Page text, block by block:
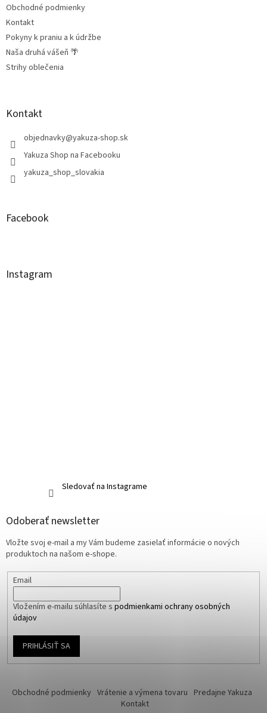
Obchodné podmienky
Kontakt
Pokyny k praniu a k údržbe
Naša druhá vášeň 🌴
Strihy oblečenia
Kontakt
objednavky@yakuza-shop.sk
Yakuza Shop na Facebooku
yakuza_shop_slovakia
Facebook
Instagram
Sledovať na Instagrame
Odoberať newsletter
Vložte svoj e-mail a my Vám budeme zasielať informácie o nových
produktoch na našom e-shope.
Email
Vložením e-mailu súhlasíte s podmienkami ochrany osobných
údajov
PRIHLÁSIŤ SA
Obchodné podmienky Vrátenie a výmena tovaru Predajne Yakuza
Kontakt